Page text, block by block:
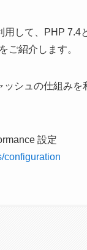
用して、PHP
ご紹介します。
シュの仕組みを
設定
configuration